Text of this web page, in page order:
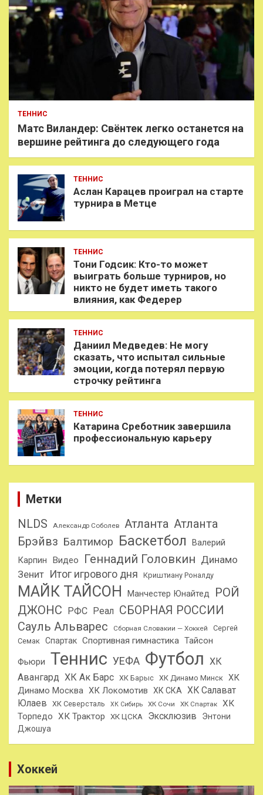
ТЕННИС
Матс Виландер: Свёнтек легко останется на
вершине рейтинга до следующего года
ТЕННИС
Аслан Карацев проиграл на старте
турнира в Метце
ТЕННИС
Тони Годсик: Кто-то может
выиграть больше турниров, но
никто не будет иметь такого
влияния, как Федерер
ТЕННИС
Даниил Медведев: Не могу
сказать, что испытал сильные
эмоции, когда потерял первую
строчку рейтинга
ТЕННИС
Катарина Среботник завершила
профессиональную карьеру
Метки
NLDS
Александр Соболев Атланта Атланта
Брэйвз Балтимор Баскетбол
Валерий
Карпин
Видео Геннадий Головкин Динамо
Зенит Итог игрового дня Криштиану Роналду
МАЙК ТАЙСОН Манчестер Юнайтед
РОЙ
ДЖОНС
РФС Реал СБОРНАЯ РОССИИ
Сауль Альварес Сборная Словакии — Хоккей
Сергей
Семак Спартак Спортивная гимнастика Тайсон
Фьюри Теннис УЕФА Футбол ХК
Авангард ХК Ак Барс ХК Барыс ХК Динамо Минск ХК
Динамо Москва ХК Локомотив ХК СКА
ХК Салават
Юлаев
ХК Северсталь ХК Сибирь ХК Сочи ХК Спартак
ХК
Торпедо ХК Трактор ХК ЦСКА Эксклюзив
Энтони
Джошуа
Хоккей